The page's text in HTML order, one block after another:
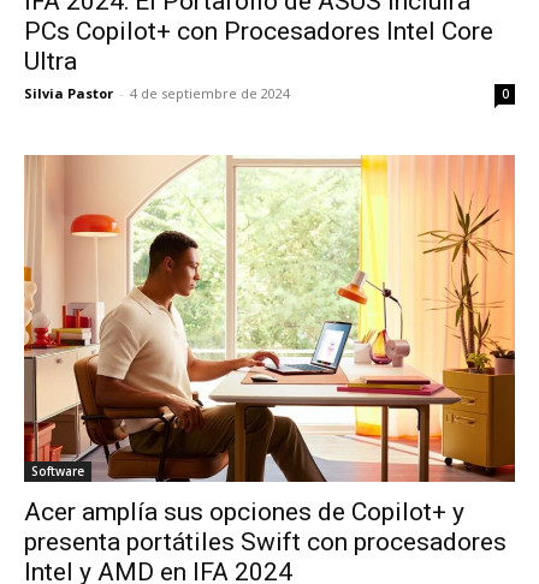
PCs Copilot+ con Procesadores Intel Core
Ultra
Silvia Pastor - 4 de septiembre de 2024 0
Software
Acer amplía sus opciones de Copilot+ y
presenta portátiles Swift con procesadores
Intel y AMD en IFA 2024